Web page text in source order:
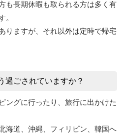
も長期休暇も取られる方は多く有
。
りますが、それ以外は定時で帰宅
過ごされていますか？
ングに行ったり、旅行に出かけた
海道、沖縄、フィリピン、韓国へ